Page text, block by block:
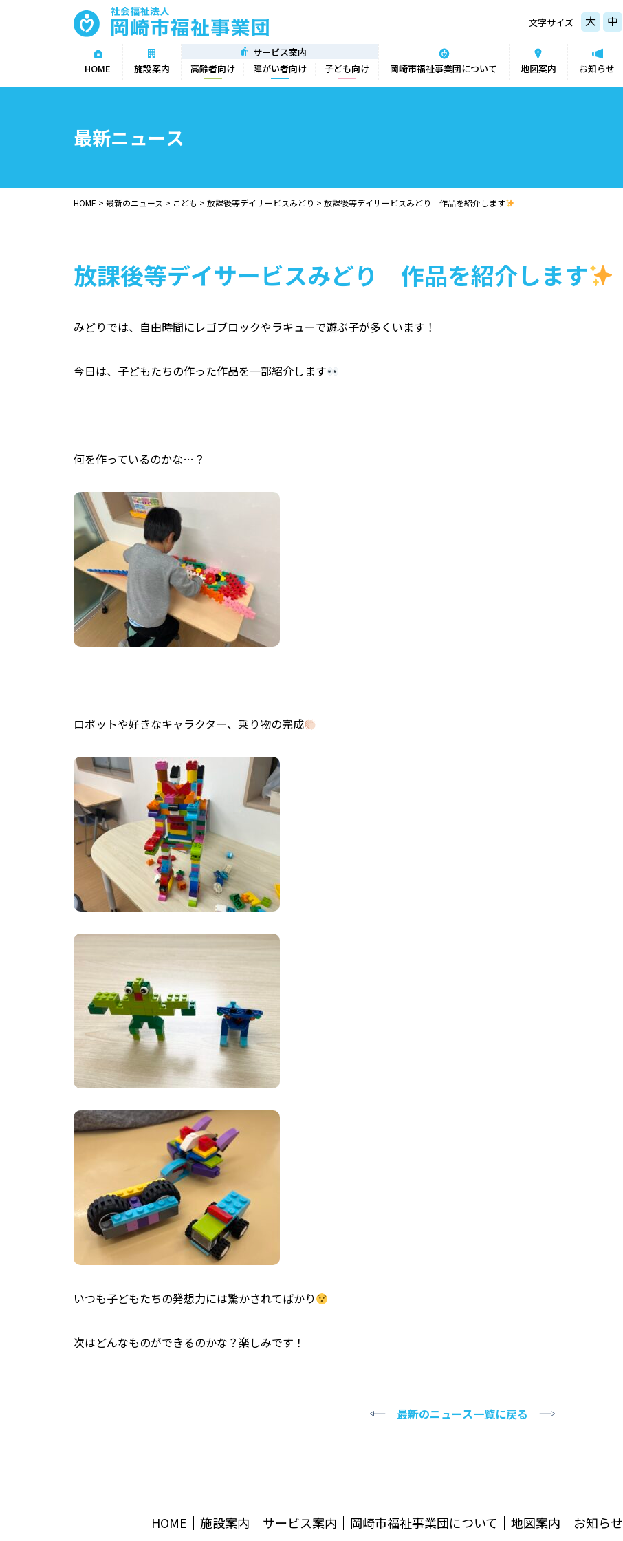
文字サイズ 大 中
HOME 施設案内
サービス案内
高齢者向け
障がい者向け 子ども向け 岡崎市福祉事業団について 地図案内 お知らせ
最新ニュース
HOME > 最新のニュース > こども > 放課後等デイサービスみどり > 放課後等デイサービスみどり 作品を紹介します
放課後等デイサービスみどり 作品を紹介します
みどりでは、自由時間にレゴブロックやラキューで遊ぶ子が多くいます！
今日は、子どもたちの作った作品を一部紹介します
何を作っているのかな…？
ロボットや好きなキャラクター、乗り物の完成
いつも子どもたちの発想力には驚かされてばかり
次はどんなものができるのかな？楽しみです！
最新のニュース一覧に戻る
HOME 施設案内 サービス案内 岡崎市福祉事業団について 地図案内 お知らせ